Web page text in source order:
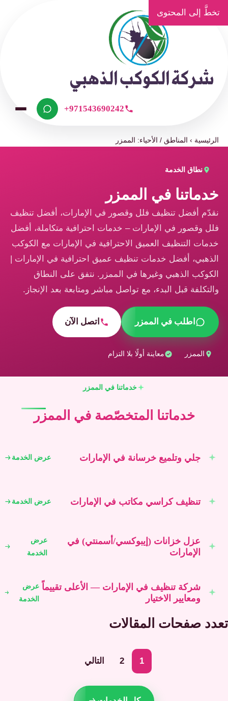
تخطَّ إلى المحتوى
+971543690242
الرئيسية ›المناطق / الأحياء: الممزر
نطاق الخدمة
خدماتنا في الممزر
نقدّم أفضل تنظيف فلل وقصور في الإمارات، أفضل تنظيف
فلل وقصور في الإمارات – خدمات احترافية متكاملة، أفضل
خدمات التنظيف العميق الاحترافية في الإمارات مع الكوكب
الذهبي، أفضل خدمات تنظيف عميق احترافية في الإمارات |
الكوكب الذهبي وغيرها في الممزر. نتفق على النطاق
والتكلفة قبل البدء، مع تواصل مباشر ومتابعة بعد الإنجاز.
اطلب في الممزر اتصل الآن
الممزر معاينة أولًا بلا التزام
خدماتنا في الممزر
خدماتنا المتخصّصة في الممزر
جلي وتلميع خرسانة في الإمارات عرض الخدمة
تنظيف كراسي مكاتب في الإمارات عرض الخدمة
عزل خزانات (إيبوكسي/أسمنتي) في
الإمارات
عرض
الخدمة
شركة تنظيف في الإمارات — الأعلى تقييماً
ومعايير الاختيار
عرض
الخدمة
تعدد صفحات المقالات
1
2 التالي